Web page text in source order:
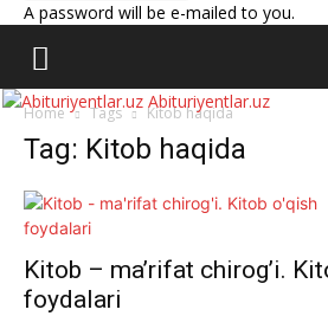
A password will be e-mailed to you.
Abituriyentlar.uz
Home Tags Kitob haqida
Tag: Kitob haqida
Kitob – ma’rifat chirog’i.
foydalari